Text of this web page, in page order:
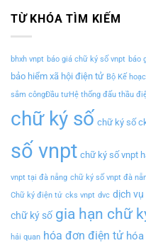
TỪ KHÓA TÌM KIẾM
bhxh vnpt báo giá chữ ký số vnpt báo
bảo hiểm xã hội điện tử Bộ Kế
sắm côngĐầu tưHệ thống đấu thầu
chữ ký số chữ ký số
số vnpt chữ ký số vnpt
vnpt tại đà nẵng chữ ký số vnpt đà
Chữ ký điện tử cks vnpt dvc dịch vụ
chữ ký số gia hạn chữ
hải quan hóa đơn điện tử